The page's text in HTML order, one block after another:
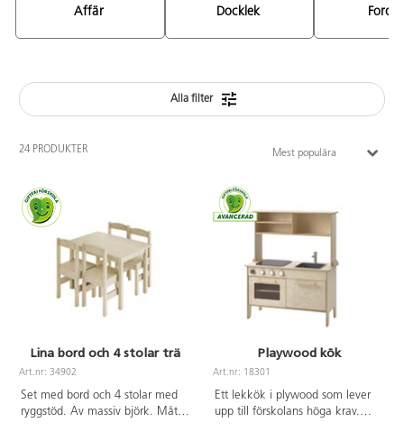
Affär Docklek
Alla filter
24 PRODUKTER Mest populära
Lina bord och 4 stolar trä
Art.nr: 34902
Set med bord och 4 stolar med
ryggstöd. Av massiv björk. Mått
Playwood kök
Art.nr: 18301
Ett lekkök i plywood som lever
upp till förskolans höga krav.